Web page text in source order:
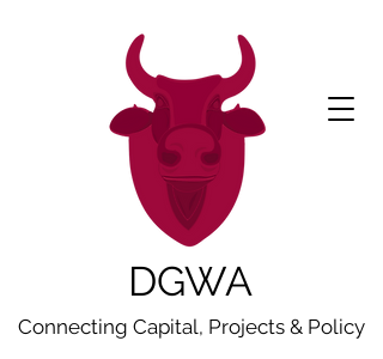
DGWA
Connecting Capital, Projects & Policy